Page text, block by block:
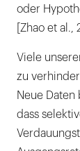
oder
[Zhao et al.,
Viele
zu
Neue
dass